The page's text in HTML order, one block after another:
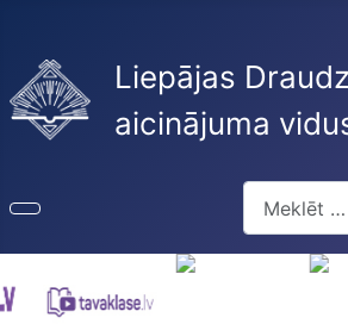
Liepājas
aicinājuma
Type 2 or